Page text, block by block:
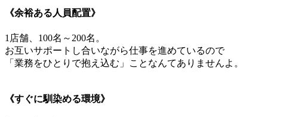
《余裕ある人員配置》
1店舗、100名～200名。
お互いサポートし合いながら仕事を進めているので
「業務をひとりで抱え込む」ことなんてありませんよ。
《すぐに馴染める環境》